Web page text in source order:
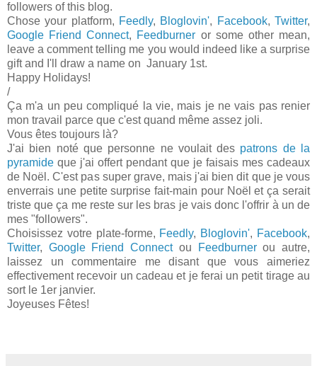
followers of this blog.
Chose your platform, Feedly, Bloglovin', Facebook,Twitter,
Google Friend Connect, Feedburner or some other mean,
leave a comment telling me you would indeed like a surprise
gift and I'll draw a name on January 1st.
Happy Holidays!
/
Ça m'a un peu compliqué la vie, mais je ne vais pas renier
mon travail parce que c'est quand même assez joli.
Vous êtes toujours là?
J'ai bien noté que personne ne voulait des patrons de la
pyramide que j'ai offert pendant que je faisais mes cadeaux
de Noël. C'est pas super grave, mais j'ai bien dit que je vous
enverrais une petite surprise fait-main pour Noël et ça serait
triste que ça me reste sur les bras je vais donc l'offrir à un de
mes "followers".
Choisissez votre plate-forme, Feedly, Bloglovin', Facebook,
Twitter, Google Friend Connectou Feedburnerou autre,
laissez un commentaire me disant que vous aimeriez
effectivement recevoir un cadeau et je ferai un petit tirage au
sort le 1er janvier.
Joyeuses Fêtes!